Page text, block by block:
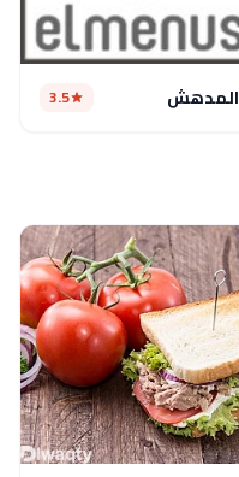
المدهش 3.5